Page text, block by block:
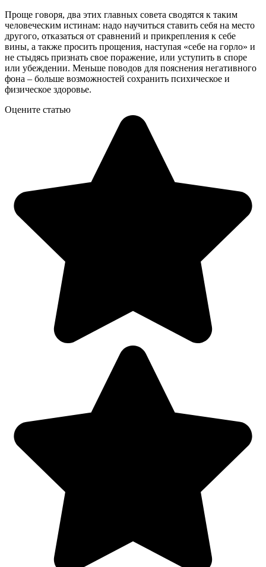
Проще говоря, два этих главных совета сводятся к таким
человеческим истинам: надо научиться ставить себя на место
другого, отказаться от сравнений и прикрепления к себе
вины, а также просить прощения, наступая «себе на горло» и
не стыдясь признать свое поражение, или уступить в споре
или убеждении. Меньше поводов для пояснения негативного
фона – больше возможностей сохранить психическое и
физическое здоровье.
Оцените статью